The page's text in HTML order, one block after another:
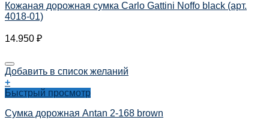
Кожаная дорожная сумка Carlo Gattini Noffo black (арт.
4018-01)
14.950 ₽
Добавить в список желаний
+
Быстрый просмотр
Сумка дорожная Antan 2-168 brown